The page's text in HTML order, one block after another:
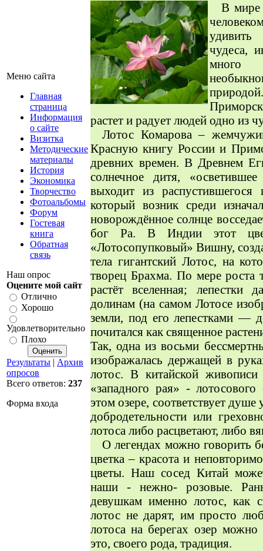
Меню сайта
Главная
страница
Информация
о сайте
Визитка
Методические
материалы
История
Экономика
Творчество
Фотоальбомы
Форум
Гостевая
книга
Обратная
связь
Наш опрос
Оцените мой сайт
Отлично
Хорошо
Удовлетворительно
Плохо
Результаты | Архив
опросов
Всего ответов: 237
Форма входа
В мире
чудеса,
много
растет и радует людей одно из
Лотос Комарова –
Красную книгу России и
древних времен. В Древнем
солнечное дитя,
выходит из
который возник среди
новорождённое солнце
бог Ра. В Индии этот
«Лотосопупковый» Вишну,
тела гигантский Лотос, на
творец Брахма. По мере роста
растёт вселенная; лепестки
долинам (на самом Лотосе
земли, под его лепестками —
почитался как священное
Так, одна из восьми
изображалась держащей в
лотос. В китайской
«западного рая» -
этом озере, соответствует
добродетельности или
лотоса либо расцветают, либо
О легендах можно говорить
цветка – красота и
цветы. Наш сосед Китай
наши - нежно- розовые.
девушкам именно лотос, как
лотос не дарят, им просто
лотоса на берегах озер
это, своего рода, традиция.